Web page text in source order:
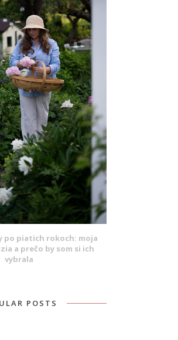
po piatich rokoch: moja
a prečo by som si ich
vybrala
POSTS